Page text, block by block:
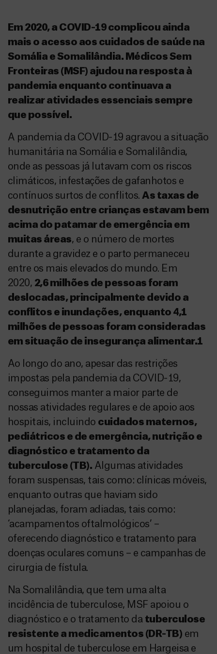
Em 2020, a COVID-19 complicou ainda
mais o acesso aos cuidados de saúde na
Somália e Somalilândia. Médicos Sem
Fronteiras (MSF) ajudou na resposta à
pandemia enquanto continuava a
realizar atividades essenciais sempre
que possível.
A pandemia da COVID-19 agravou a situação
humanitária na Somália e Somalilândia,
onde as pessoas já lutavam com os riscos
climáticos, infestações de gafanhotos e
contínuos surtos de conflitos.As taxas de
desnutrição entre crianças estavam bem
acima do patamar de emergência em
muitas áreas, e o número de mortes
durante a gravidez e o parto permaneceu
entre os mais elevados do mundo. Em
2020, 2,6 milhões de pessoas foram
deslocadas, principalmente devido a
conflitos e inundações, enquanto 4,1
milhões de pessoas foram consideradas
em situação de insegurança alimentar.1
Ao longo do ano, apesar das restrições
impostas pela pandemia da COVID-19,
conseguimos manter a maior parte de
nossas atividades regulares e de apoio aos
hospitais, incluindo cuidados maternos,
pediátricos e de emergência, nutrição e
diagnóstico e tratamento da
tuberculose (TB). Algumas atividades
foram suspensas, tais como: clínicas móveis,
enquanto outras que haviam sido
planejadas, foram adiadas, tais como:
‘acampamentos oftalmológicos’ –
oferecendo diagnóstico e tratamento para
doenças oculares comuns – e campanhas de
cirurgia de fístula.
Na Somalilândia, que tem uma alta
incidência de tuberculose, MSF apoiou o
diagnóstico e o tratamento da tuberculose
resistente a medicamentos (DR-TB) em
um hospital de tuberculose em Hargeisa e